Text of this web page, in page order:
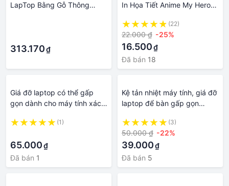
LapTop Bằng Gỗ Thông
313.170₫
In Họa Tiết Anime My Hero
Nước Trang Trí Laptop / Xe
Hơi / Máy Tính
(22)
22.000 ₫ -25%
16.500₫
Đã bán 18
Giá đỡ laptop có thể gấp
gọn dành cho máy tính xách
(1)
65.000₫
Đã bán 1
Kệ tản nhiệt máy tính, giá đỡ
laptop để bàn gấp gọn
bền chỉ dễ vệ sinh tặng túi đi
kèm
(3)
50.000 ₫ -22%
39.000₫
Đã bán 5